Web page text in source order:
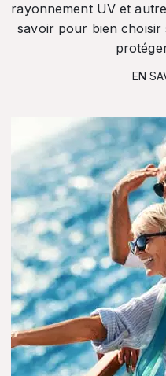
rayonnement UV et
savoir pour bien choisir
EN